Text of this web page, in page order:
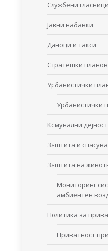
Службени гласници
Јавни набавки
Даноци и такси
Стратешки
Урбанистички
Урбанистички
Комунални
Заштита и
Заштита на
Мониторинг
амбиентен
Политика за
Приватност